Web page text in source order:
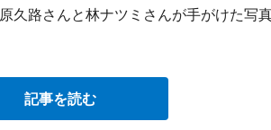
久路さんと林ナツミさんが手がけた写
記事を読む